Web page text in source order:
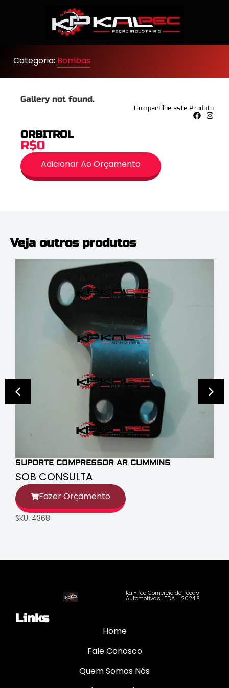
Categoria: Bombas
Gallery not found.
Compartilhe este Produto
ORBITROL
R$0
Adicionar Ao Orçamento
Veja outros produtos
SUPORTE COMPRESSOR AR CUMMINS
SOB CONSULTA
Fazer Orçamento
SKU: 4368
Kal-Pec Comercio de Pecas
Automotivas LTDA - 2024 ®
Links
Home
Fale Conosco
Quem Somos Nós